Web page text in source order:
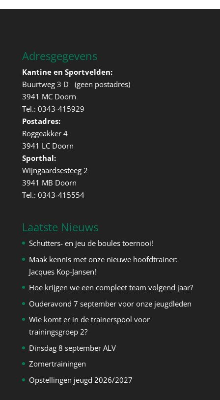
Adresgegevens
Kantine en Sportvelden:
Buurtweg 3 D (geen postadres)
3941 MC Doorn
Tel.: 0343-415929
Postadres:
Roggeakker 4
3941 LC Doorn
Sporthal:
Wijngaardsesteeg 2
3941 MB Doorn
Tel.: 0343-415554
Laatste Nieuws
Schutters- en jeu de boules toernooi!
Maak kennis met onze nieuwe hoofdtrainer:
Jacques Kop-Jansen!
Hoe krijgen we een compleet team volgend jaar?
Ouderavond 7 september voor onze jeugdleden
Wie komt er in de trainerspool voor
trainingsgroep 2?
Dinsdag 8 september ALV
Zomertrainingen
Opstellingen jeugd 2026/2027